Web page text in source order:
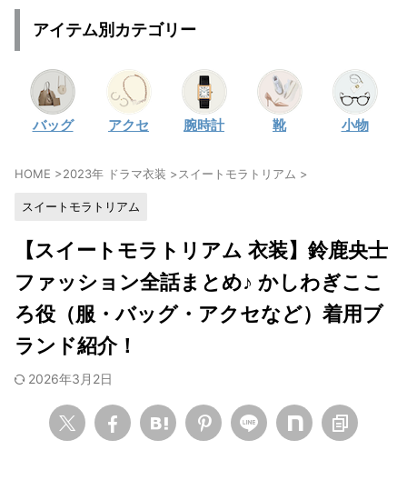
・
広瀬すず
川口春奈
・ 石原さとみ
・広瀬アリス
永野芽郁
・波瑠
・奈緒
・ 高畑充希
・ さとうほなみ
前田敦子
・
水川あさみ
・田中みな実
松岡茉優
福原遥
アイテム別カテゴリー
バッグ アクセ 腕時計 靴 小物
HOME >2023年 ドラマ衣装 >スイートモラトリアム >
スイートモラトリアム
【スイートモラトリアム 衣装】鈴鹿央士
ファッション全話まとめ♪ かしわぎここ
ろ役（服・バッグ・アクセなど）着用ブ
ランド紹介！
2026年3月2日